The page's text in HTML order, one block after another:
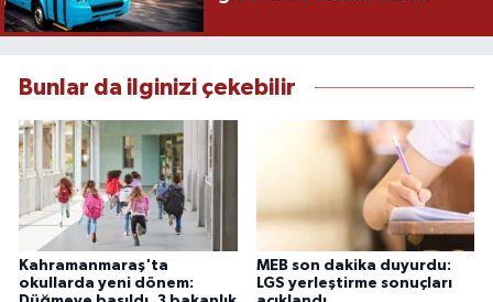
Bunlar da ilginizi çekebilir
Kahramanmaraş'ta
okullarda yeni dönem:
MEB son dakika duyurdu:
LGS yerleştirme sonuçları